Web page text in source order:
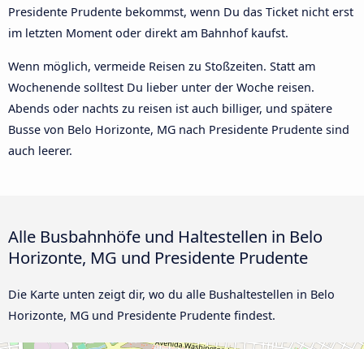
Presidente Prudente bekommst, wenn Du das Ticket nicht erst
im letzten Moment oder direkt am Bahnhof kaufst.
Wenn möglich, vermeide Reisen zu Stoßzeiten. Statt am
Wochenende solltest Du lieber unter der Woche reisen.
Abends oder nachts zu reisen ist auch billiger, und spätere
Busse von Belo Horizonte, MG nach Presidente Prudente sind
auch leerer.
Alle Busbahnhöfe und Haltestellen in Belo
Horizonte, MG und Presidente Prudente
Die Karte unten zeigt dir, wo du alle Bushaltestellen in Belo
Horizonte, MG und Presidente Prudente findest.